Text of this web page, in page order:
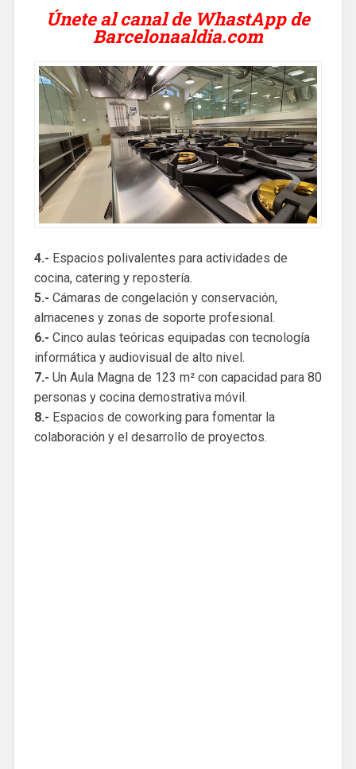
Únete al canal de WhastApp de
Barcelonaaldia.com
4.- Espacios polivalentes para actividades de
cocina, catering y repostería.
5.- Cámaras de congelación y conservación,
almacenes y zonas de soporte profesional.
6.- Cinco aulas teóricas equipadas con tecnología
informática y audiovisual de alto nivel.
7.- Un Aula Magna de 123 m² con capacidad para 80
personas y cocina demostrativa móvil.
8.- Espacios de coworking para fomentar la
colaboración y el desarrollo de proyectos.